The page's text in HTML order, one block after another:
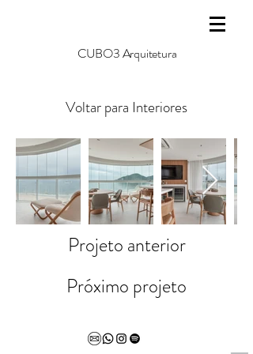
C U B O 3 A r q u i t e t u r a
Voltar para Interiores
Projeto anterior
Próximo projeto